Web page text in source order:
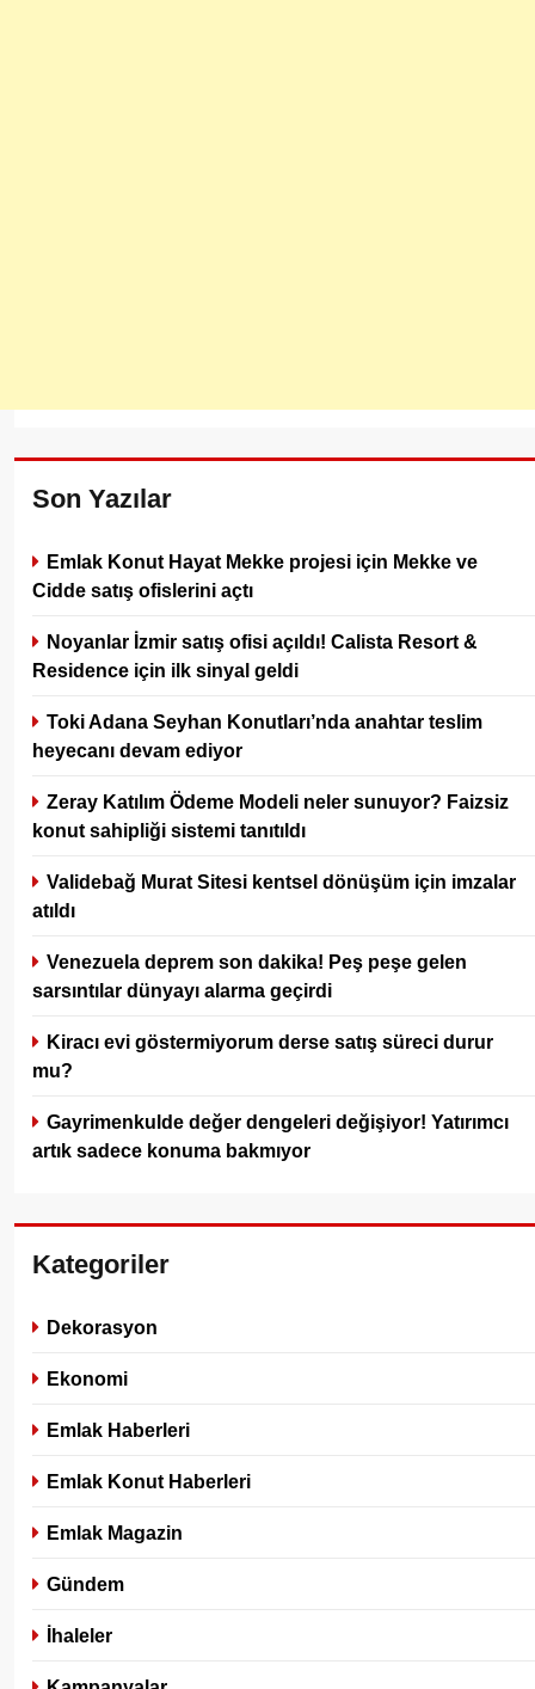
Son Yazılar
Emlak Konut Hayat Mekke projesi için Mekke ve
Cidde satış ofislerini açtı
Noyanlar İzmir satış ofisi açıldı! Calista Resort &
Residence için ilk sinyal geldi
Toki Adana Seyhan Konutları’nda anahtar teslim
heyecanı devam ediyor
Zeray Katılım Ödeme Modeli neler sunuyor? Faizsiz
konut sahipliği sistemi tanıtıldı
Validebağ Murat Sitesi kentsel dönüşüm için imzalar
atıldı
Venezuela deprem son dakika! Peş peşe gelen
sarsıntılar dünyayı alarma geçirdi
Kiracı evi göstermiyorum derse satış süreci durur
mu?
Gayrimenkulde değer dengeleri değişiyor! Yatırımcı
artık sadece konuma bakmıyor
Kategoriler
Dekorasyon
Ekonomi
Emlak Haberleri
Emlak Konut Haberleri
Emlak Magazin
Gündem
İhaleler